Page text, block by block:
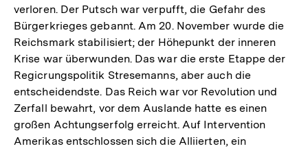
verloren. Der Putsch war verpufft, die Gefahr des
Bürgerkrieges gebannt. Am 20. November wurde die
Reichsmark stabilisiert; der Höhepunkt der inneren
Krise war überwunden. Das war die erste Etappe der
Regicrungspolitik Stresemanns, aber auch die
entscheidendste. Das Reich war vor Revolution und
Zerfall bewahrt, vor dem Auslande hatte es einen
großen Achtungserfolg erreicht. Auf Intervention
Amerikas entschlossen sich die Alliierten, ein